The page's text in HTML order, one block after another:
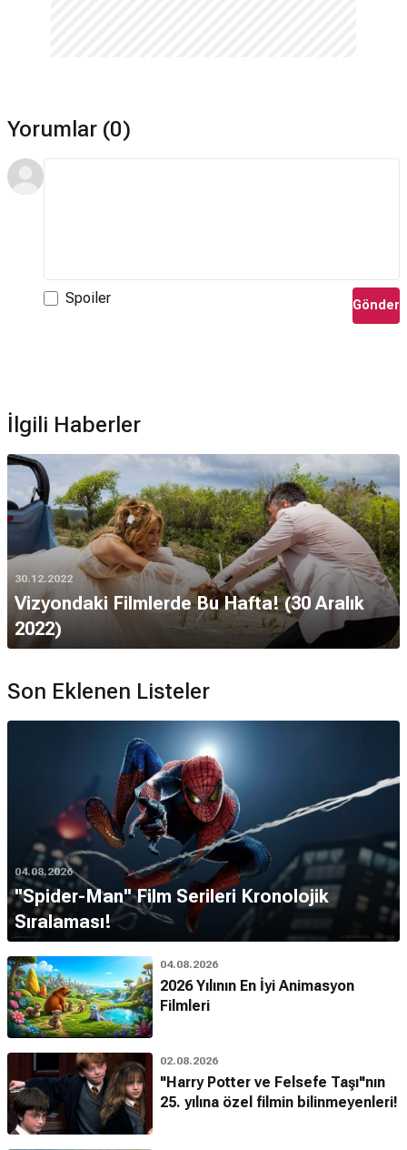
Yorumlar (0)
Spoiler Gönder
İlgili Haberler
30.12.2022
Vizyondaki Filmlerde Bu Hafta! (30 Aralık
2022)
Son Eklenen Listeler
04.08.2026
''Spider-Man'' Film Serileri Kronolojik
Sıralaması!
04.08.2026
2026 Yılının En İyi Animasyon
Filmleri
02.08.2026
"Harry Potter ve Felsefe Taşı"nın
25. yılına özel filmin bilinmeyenleri!